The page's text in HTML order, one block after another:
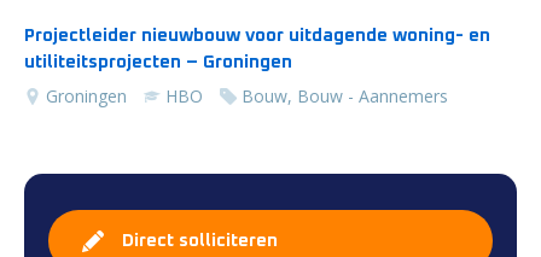
Projectleider nieuwbouw voor uitdagende woning- en
utiliteitsprojecten – Groningen
Groningen HBO Bouw, Bouw - Aannemers
Direct solliciteren